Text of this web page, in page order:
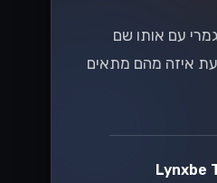
עם אותו שם
איזה מהם מתאים
Lynxbe